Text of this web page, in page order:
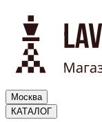
Москва
КАТАЛОГ